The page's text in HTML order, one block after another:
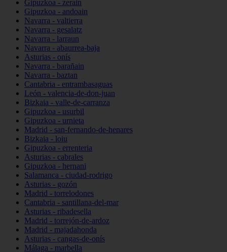
Gipuzkoa - zerain
Gipuzkoa - andoain
Navarra - valtierra
Navarra - gesalatz
Navarra - larraun
Navarra - abaurrea-baja
Asturias - onís
Navarra - barañain
Navarra - baztan
Cantabria - entrambasaguas
León - valencia-de-don-juan
Bizkaia - valle-de-carranza
Gipuzkoa - usurbil
Gipuzkoa - urnieta
Madrid - san-fernando-de-henares
Bizkaia - loiu
Gipuzkoa - errenteria
Asturias - cabrales
Gipuzkoa - hernani
Salamanca - ciudad-rodrigo
Asturias - gozón
Madrid - torrelodones
Cantabria - santillana-del-mar
Asturias - ribadesella
Madrid - torrejón-de-ardoz
Madrid - majadahonda
Asturias - cangas-de-onís
Málaga - marbella